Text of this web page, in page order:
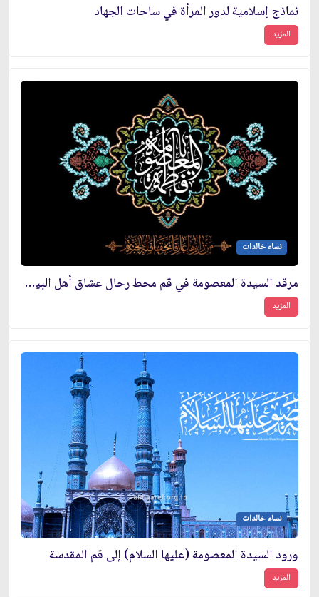
نماذج إسلامية لدور المرأة في ساحات الجهاد
المزيد
نساء خالدات
مرقد السيدة المعصومة في قم محط رحال عشاق أهل البيت (عليهم السلام)
المزيد
نساء خالدات
ورود السيدة المعصومة (عليها السلام) إلى قم المقدسة
المزيد